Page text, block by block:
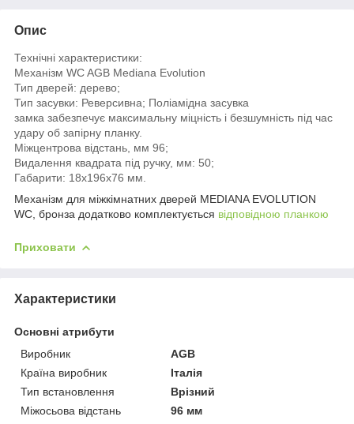
Опис
Технічні характеристики:
Механізм WC AGB Mediana Evolution
Тип дверей: дерево;
Тип засувки: Реверсивна; Поліамідна засувка
замка забезпечує максимальну міцність і безшумність під час
удару об запірну планку.
Міжцентрова відстань, мм 96;
Видалення квадрата під ручку, мм: 50;
Габарити: 18x196x76 мм.
Механізм для міжкімнатних дверей MEDIANA EVOLUTION
WC, бронза додатково комплектується відповідною планкою
Приховати
Характеристики
Основні атрибути
Виробник
AGB
Країна виробник
Італія
Тип встановлення
Врізний
Міжосьова відстань
96 мм